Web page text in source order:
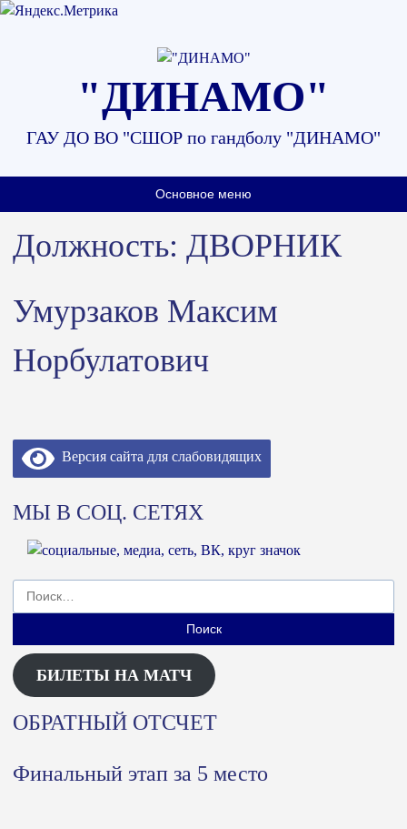
"ДИНАМО"
ГАУ ДО ВО "СШОР по гандболу "ДИНАМО"
Основное меню
Должность: ДВОРНИК
Умурзаков Максим
Норбулатович
Версия сайта для слабовидящих
МЫ В СОЦ. СЕТЯХ
Найти:
БИЛЕТЫ НА МАТЧ
ОБРАТНЫЙ ОТСЧЕТ
Финальный этап за 5 место